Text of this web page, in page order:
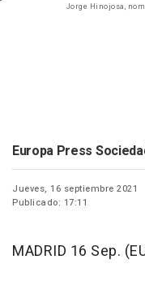
Jorge Hinojosa,
Europa Press
Jueves, 16 septiembre 2021
Publicado: 17:11
MADRID 16 Sep.